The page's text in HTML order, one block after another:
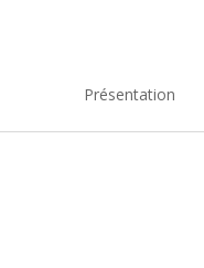
Présentation